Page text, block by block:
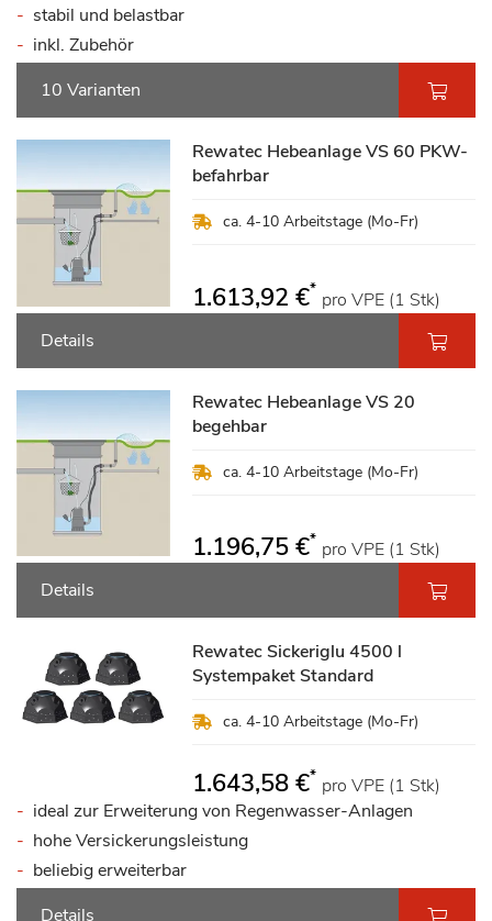
stabil und belastbar
inkl. Zubehör
10 Varianten
Rewatec Hebeanlage VS 60 PKW-
befahrbar
ca. 4-10 Arbeitstage (Mo-Fr)
1.613,92 €* pro VPE (1 Stk)
Details
Rewatec Hebeanlage VS 20
begehbar
ca. 4-10 Arbeitstage (Mo-Fr)
1.196,75 €* pro VPE (1 Stk)
Details
Rewatec Sickeriglu 4500 l
Systempaket Standard
ca. 4-10 Arbeitstage (Mo-Fr)
1.643,58 €* pro VPE (1 Stk)
ideal zur Erweiterung von Regenwasser-Anlagen
hohe Versickerungsleistung
beliebig erweiterbar
Details